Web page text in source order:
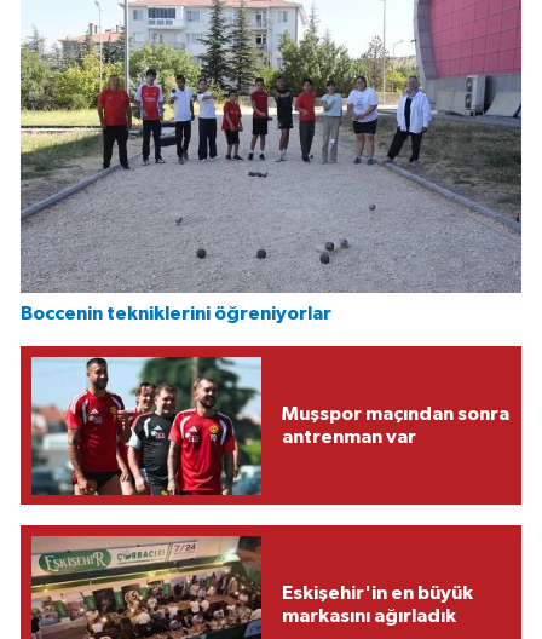
Boccenin tekniklerini öğreniyorlar
Muşspor maçından sonra
antrenman var
Eskişehir'in en büyük
markasını ağırladık